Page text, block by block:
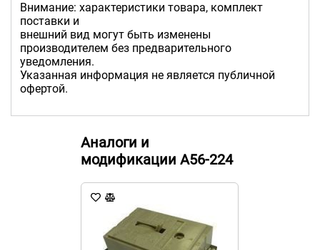
Внимание: характеристики товара, комплект
поставки и
внешний вид могут быть изменены
производителем без предварительного
уведомления.
Указанная информация не является публичной
офертой.
Аналоги и
модификации А56-224